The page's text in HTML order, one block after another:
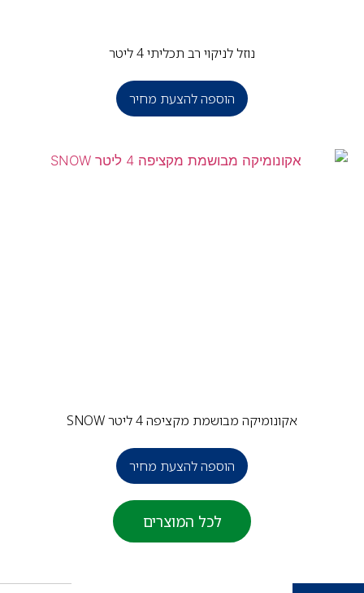
נוזל לניקוי רב תכליתי 4 ליטר
הוספה להצעת מחיר
אקונומיקה מבושמת מקציפה 4 ליטר SNOW
הוספה להצעת מחיר
לכל המוצרים